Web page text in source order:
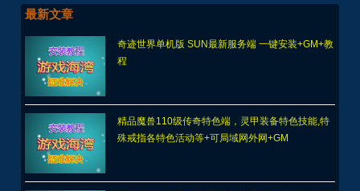
最新文章
奇迹世界单机版 SUN最新服务端 一键安装+GM+教
程
精品魔兽110级传奇特色端，灵甲装备特色技能,特
殊戒指各特色活动等+可局域网外网+GM